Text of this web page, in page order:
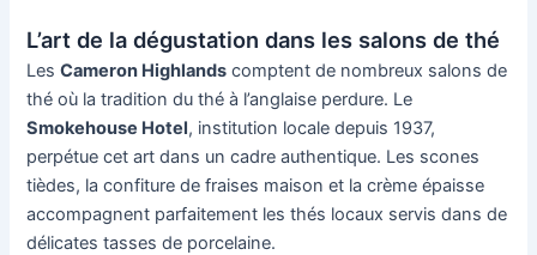
L’art de la dégustation dans les salons de thé
LesCameron Highlands comptent de nombreux salons de
thé où la tradition du thé à l’anglaise perdure. Le
Smokehouse Hotel, institution locale depuis 1937,
perpétue cet art dans un cadre authentique. Les scones
tièdes, la confiture de fraises maison et la crème épaisse
accompagnent parfaitement les thés locaux servis dans de
délicates tasses de porcelaine.